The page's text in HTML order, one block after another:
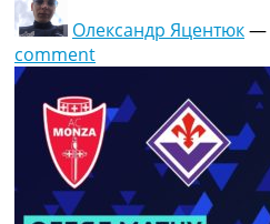
Олександр Яцентюк—
comment